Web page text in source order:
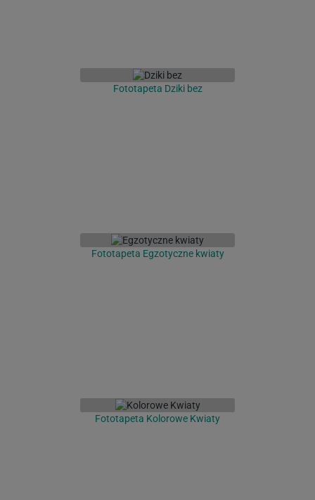
Fototapeta Dziki bez
Fototapeta Egzotyczne kwiaty
Fototapeta Kolorowe Kwiaty